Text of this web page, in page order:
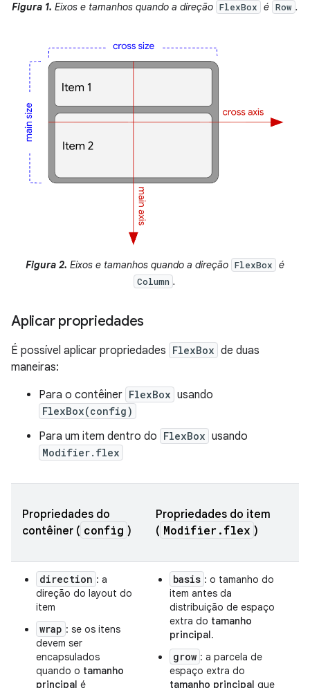
Figura 1. Eixos e tamanhos quando a direção FlexBox é Row .
Figura 2. Eixos e tamanhos quando a direção FlexBox é
Column .
Aplicar propriedades
É possível aplicar propriedades FlexBox de duas
maneiras:
Para o contêiner FlexBox usando
FlexBox(config)
Para um item dentro do FlexBox usando
Modifier.flex
Propriedades do
contêiner ( config )
Propriedades do item
( Modifier.flex )
direction : a
direção do layout do
item
wrap : se os itens
devem ser
encapsulados
quando o tamanho
principal é
basis : o tamanho do
item antes da
distribuição de espaço
extra do tamanho
principal .
grow : a parcela de
espaço extra do
tamanho principal que